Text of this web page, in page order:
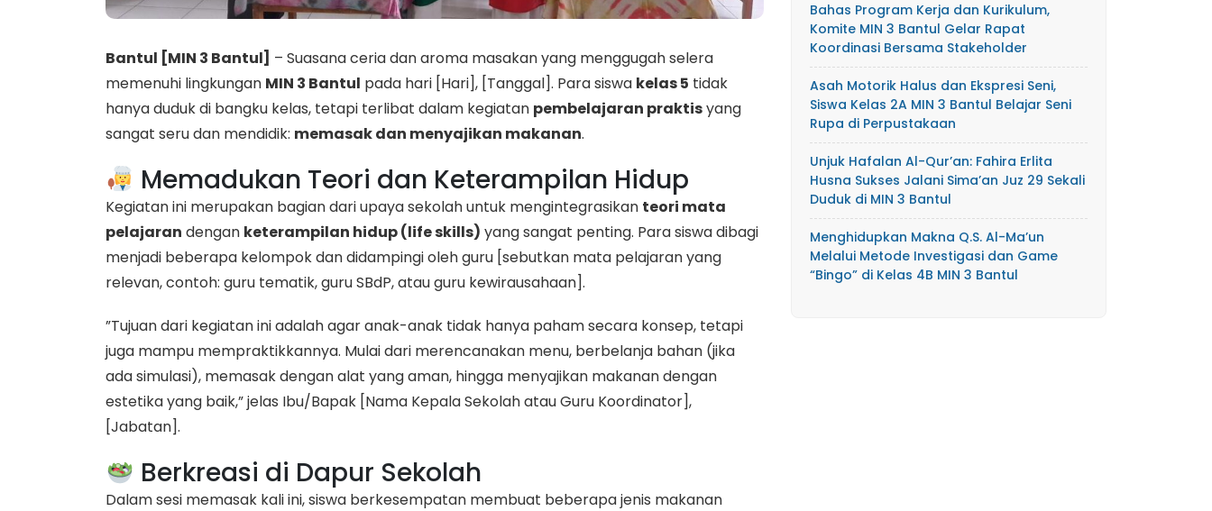
Bantul [MIN 3 Bantul] – Suasana ceria dan aroma masakan yang menggugah selera
memenuhi lingkungan MIN 3 Bantul pada hari [Hari], [Tanggal]. Para siswa kelas 5 tidak
hanya duduk di bangku kelas, tetapi terlibat dalam kegiatan pembelajaran praktisyang
sangat seru dan mendidik: memasak dan menyajikan makanan.
Memadukan Teori dan Keterampilan Hidup
​Kegiatan ini merupakan bagian dari upaya sekolah untuk mengintegrasikan teori mata
pelajaran dengan keterampilan hidup (life skills) yang sangat penting. Para siswa dibagi
menjadi beberapa kelompok dan didampingi oleh guru [sebutkan mata pelajaran yang
relevan, contoh: guru tematik, guru SBdP, atau guru kewirausahaan].
​”Tujuan dari kegiatan ini adalah agar anak-anak tidak hanya paham secara konsep, tetapi
juga mampu mempraktikkannya. Mulai dari merencanakan menu, berbelanja bahan (jika
ada simulasi), memasak dengan alat yang aman, hingga menyajikan makanan dengan
estetika yang baik,” jelas Ibu/Bapak [Nama Kepala Sekolah atau Guru Koordinator],
[Jabatan].
Berkreasi di Dapur Sekolah
​Dalam sesi memasak kali ini, siswa berkesempatan membuat beberapa jenis makanan
Bahas Program Kerja dan Kurikulum,
Komite MIN 3 Bantul Gelar Rapat
Koordinasi Bersama Stakeholder
Asah Motorik Halus dan Ekspresi Seni,
Siswa Kelas 2A MIN 3 Bantul Belajar Seni
Rupa di Perpustakaan
Unjuk Hafalan Al-Qur’an: Fahira Erlita
Husna Sukses Jalani Sima’an Juz 29 Sekali
Duduk di MIN 3 Bantul
Menghidupkan Makna Q.S. Al-Ma’un
Melalui Metode Investigasi dan Game
“Bingo” di Kelas 4B MIN 3 Bantul